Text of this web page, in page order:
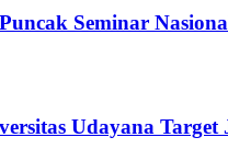
Seminar
Udayana